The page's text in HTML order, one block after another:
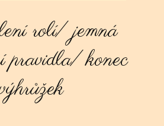
rolí/ jemná
pravidla/ konec